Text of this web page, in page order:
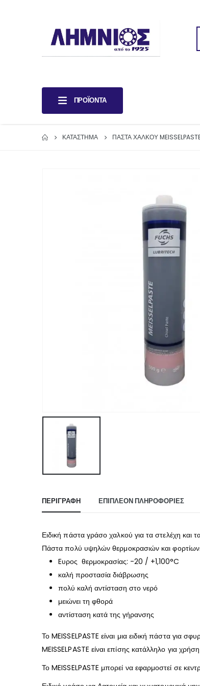
ΠΡΟΪΌΝΤΑ
ΚΑΤΆΣΤΗΜΑ ΠΑΣΤΑ ΧΑΛΚΟΥ
ΠΕΡΙΓΡΑΦΉ ΕΠΙΠΛΈΟΝ ΠΛΗΡΟΦΟΡΊΕΣ
Ειδική πάστα γράσο χαλκού για τα στελέχη
Πάστα πολύ υψηλών θερμοκρασιών και φορτίων.
Eυρος θερμοκρασίας: -20 / +1,100°C
καλή προστασία διάβρωσης
πολύ καλή αντίσταση στο νερό
μειώνει τη φθορά
αντίσταση κατά της γήρανσης
Το MEISSELPASTE είναι μια ειδική πάστα
MEISSELPASTE είναι επίσης κατάλληλο για
Το MEISSELPASTE μπορεί να εφαρμοστεί σε